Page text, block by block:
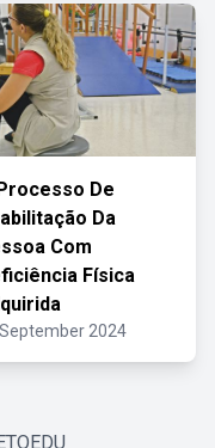
De
Da
Com
Física
2024